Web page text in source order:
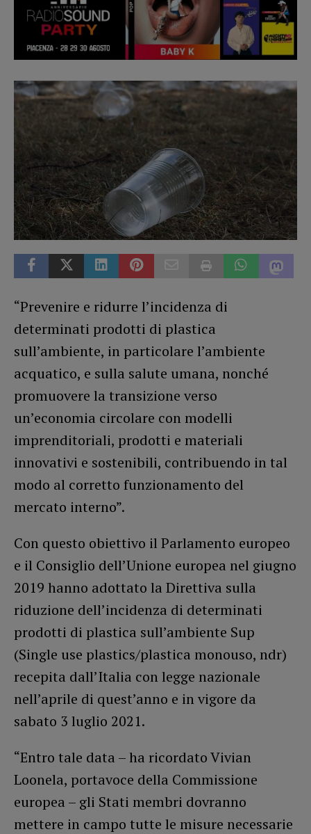
“Prevenire e ridurre l’incidenza di
determinati prodotti di plastica
sull’ambiente, in particolare l’ambiente
acquatico, e sulla salute umana, nonché
promuovere la transizione verso
un’economia circolare con modelli
imprenditoriali, prodotti e materiali
innovativi e sostenibili, contribuendo in tal
modo al corretto funzionamento del
mercato interno”.
Con questo obiettivo il Parlamento europeo
e il Consiglio dell’Unione europea nel giugno
2019 hanno adottato la Direttiva sulla
riduzione dell’incidenza di determinati
prodotti di plastica sull’ambiente Sup
(Single use plastics/plastica monouso, ndr)
recepita dall’Italia con legge nazionale
nell’aprile di quest’anno e in vigore da
sabato 3 luglio 2021.
“Entro tale data – ha ricordato Vivian
Loonela, portavoce della Commissione
europea – gli Stati membri dovranno
mettere in campo tutte le misure necessarie